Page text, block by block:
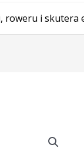
roweru i